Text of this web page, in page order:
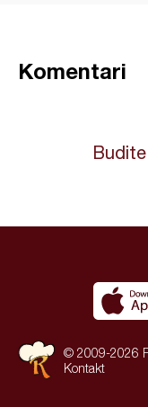
Komentari
© 2009-2026
Kontakt